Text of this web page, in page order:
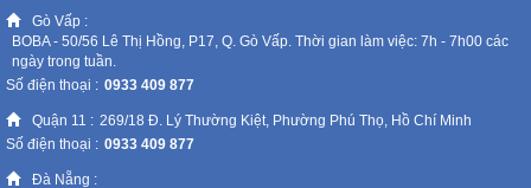
Gò Vấp :
BOBA - 50/56 Lê Thị Hồng, P17, Q. Gò Vấp. Thời gian làm việc: 7h - 7h00 các
ngày trong tuần.
Số điện thoại : 0933 409 877
Quận 11 : 269/18 Đ. Lý Thường Kiệt, Phường Phú Thọ, Hồ Chí Minh
Số điện thoại : 0933 409 877
Đà Nẵng :